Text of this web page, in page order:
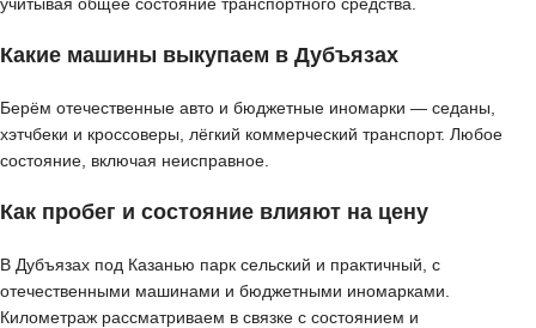
Какие машины выкупаем в Дубъязах
Берём отечественные авто и бюджетные иномарки — седаны,
хэтчбеки и кроссоверы, лёгкий коммерческий транспорт. Любое
состояние, включая неисправное.
Как пробег и состояние влияют на цену
В Дубъязах под Казанью парк сельский и практичный, с
отечественными машинами и бюджетными иномарками.
Километраж рассматриваем в связке с состоянием и